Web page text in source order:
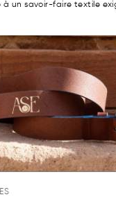
à un savoir-faire textile